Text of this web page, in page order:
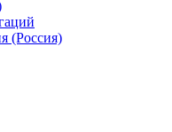
(Россия)